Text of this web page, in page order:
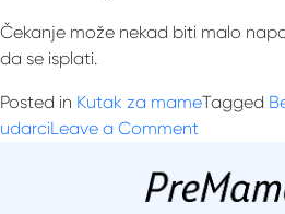
Čekanje može nekad biti malo
da se isplati.
Posted in Kutak za mameTagged
udarciLeave a Commenton
bi
moja